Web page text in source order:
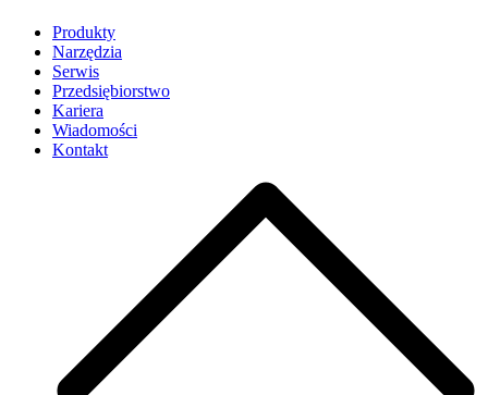
Produkty
Narzędzia
Serwis
Przedsiębiorstwo
Kariera
Wiadomości
Kontakt